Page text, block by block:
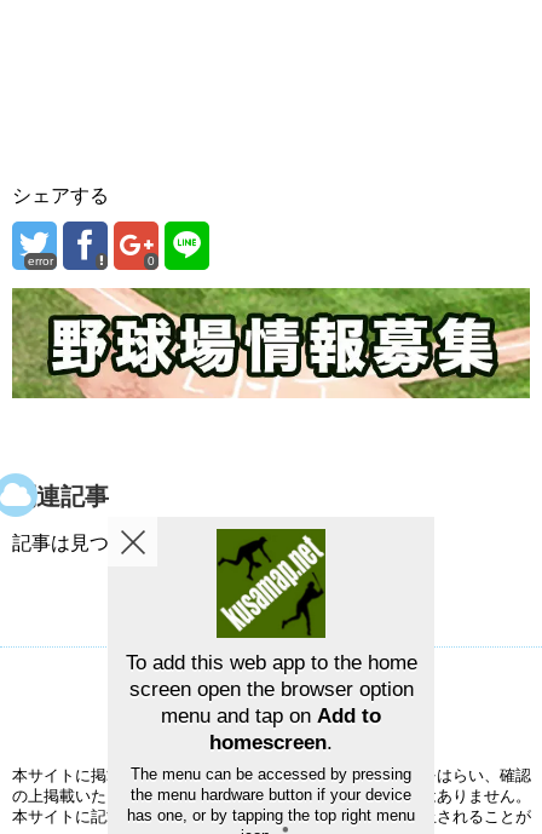
シェアする
error 0
関連記事
記事は見つかりませんでした。
草野球グラウンドマップ お問い合せ
草野球グラウンドマップ
本サイトに掲載された情報の正確性については、充分注意をはらい、確認
の上掲載いたしますが、完全性、正確性を保証するものではありません。
本サイトに記載されている事項は、予告なく変更または廃止されることが
To add this web app to the home
screen open the browser option
menu and tap on Add to
homescreen.
The menu can be accessed by pressing
the menu hardware button if your device
has one, or by tapping the top right menu